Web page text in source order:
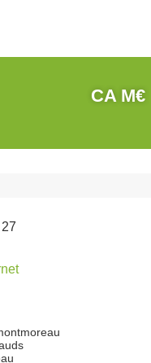
CA M€